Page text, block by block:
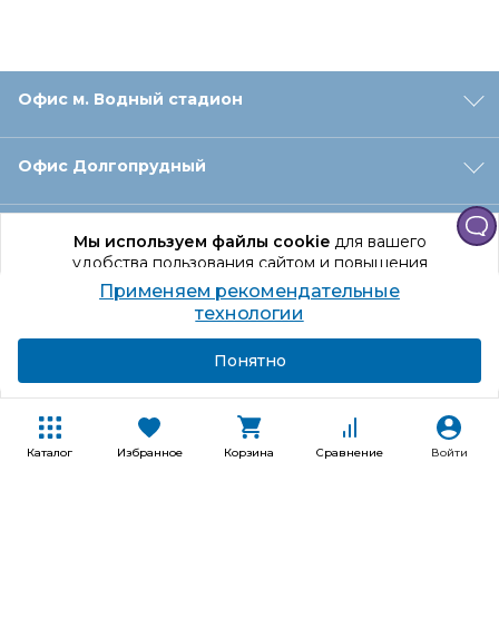
Каталог Избранное Корзина Сравнение Войти
Мы используем файлы cookieдля вашего
удобства пользования сайтом и повышения
качества рекомендаций.
Продолжая использование сайта, вы даете
согласие на обработку персональных данных
Офис м. Водный стадион
Офис Долгопрудный
Офис Санкт‑Петербург
Оформление заказа
Покупателям
Применяем рекомендательные
технологии
Понятно